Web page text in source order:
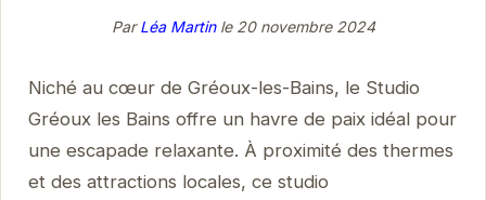
ParLéa Martinle 20 novembre 2024
Niché au cœur de Gréoux-les-Bains, le Studio
Gréoux les Bains offre un havre de paix idéal pour
une escapade relaxante. À proximité des thermes
et des attractions locales, ce studio